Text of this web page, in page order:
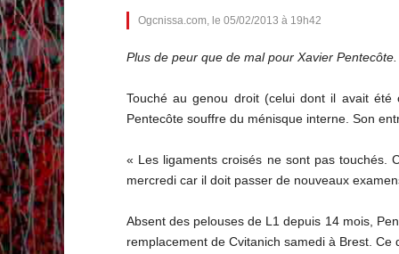
Ogcnissa.com, le 05/02/2013 à 19h42
Plus de peur que de mal pour Xavier
Touché au genou droit (celui dont il avait
Pentecôte souffre du ménisque interne. Son
« Les ligaments croisés ne sont pas touchés.
mercredi car il doit passer de nouveaux
Absent des pelouses de L1 depuis 14 mois,
remplacement de Cvitanich samedi à Brest.